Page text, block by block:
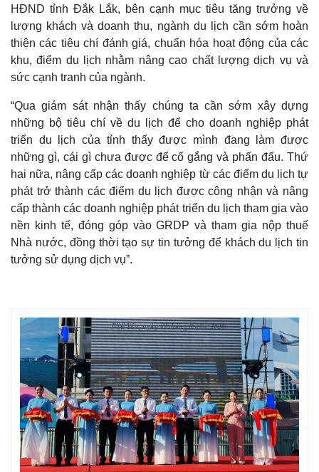
HĐND tỉnh Đắk Lắk, bên cạnh mục tiêu tăng trưởng về
lượng khách và doanh thu, ngành du lịch cần sớm hoàn
thiện các tiêu chí đánh giá, chuẩn hóa hoạt động của các
khu, điểm du lịch nhằm nâng cao chất lượng dịch vụ và
sức cạnh tranh của ngành.
“Qua giám sát nhận thấy chúng ta cần sớm xây dựng
những bộ tiêu chí về du lịch để cho doanh nghiệp phát
triển du lịch của tỉnh thấy được mình đang làm được
những gì, cái gì chưa được để cố gắng và phấn đấu. Thứ
hai nữa, nâng cấp các doanh nghiệp từ các điểm du lịch tự
phát trở thành các điểm du lịch được công nhận và nâng
cấp thành các doanh nghiệp phát triển du lịch tham gia vào
nền kinh tế, đóng góp vào GRDP và tham gia nộp thuế
Nhà nước, đồng thời tạo sự tin tưởng để khách du lịch tin
tưởng sử dụng dịch vụ”.